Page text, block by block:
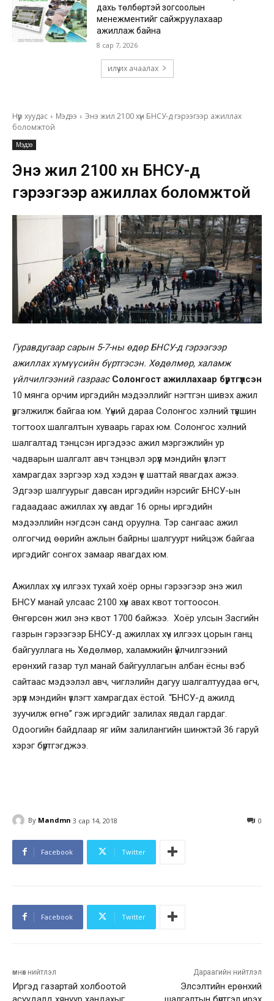
дахь төлбөртэй зогсоолын
менежментийг сайжруулахаар
ажиллаж байна
8 сар 7, 2026
илүү их ачаалах